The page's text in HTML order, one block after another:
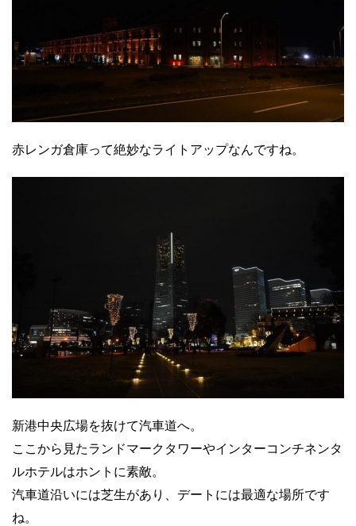
赤レンガ倉庫って絶妙なライトアップなんですね。
新港中央広場を抜けて汽車道へ。
ここから見たランドマークタワーやインターコンチネンタ
ルホテルはホントに素敵。
汽車道沿いには芝生があり、デートには最適な場所です
ね。